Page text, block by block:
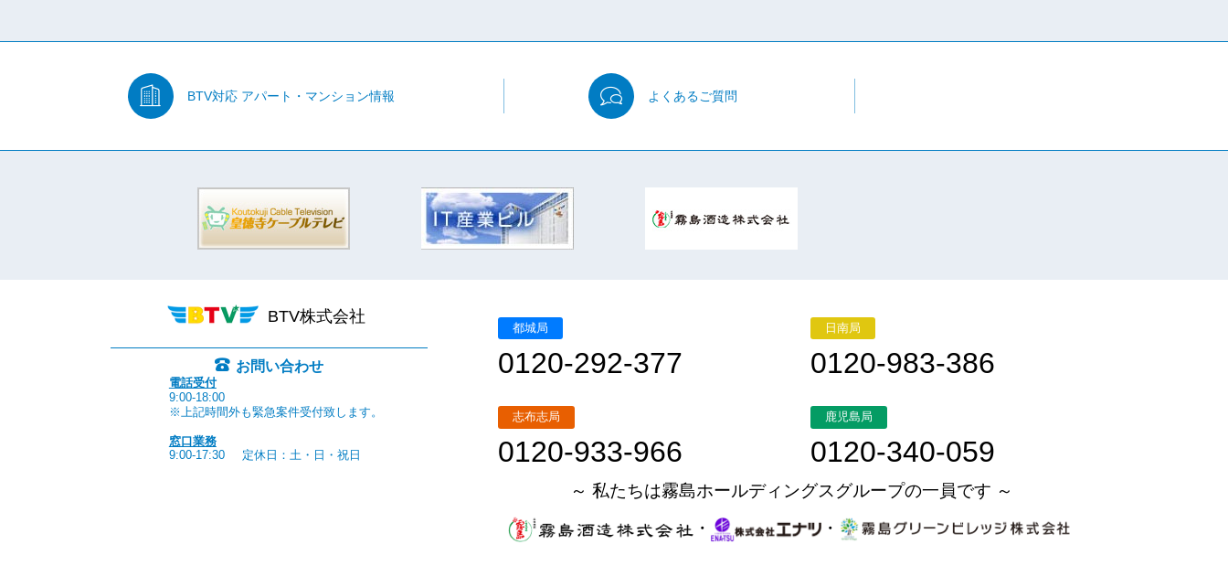
BTV対応 アパート・マンション情報 よくあるご質問
BTV株式会社
お問い合わせ
電話受付
9:00-18:00
※上記時間外も緊急案件受付致します。
窓口業務
9:00-17:30
定休日：土・日・祝日
都城局
0120-292-377
日南局
0120-983-386
志布志局
0120-933-966
鹿児島局
0120-340-059
～ 私たちは霧島ホールディングスグループの一員です ～
・
・